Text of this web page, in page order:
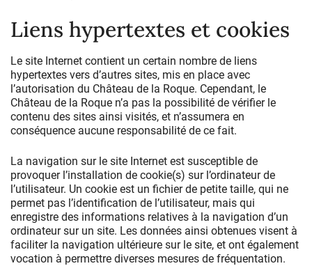
Liens hypertextes et cookies
Le site Internet contient un certain nombre de liens
hypertextes vers d’autres sites, mis en place avec
l’autorisation du Château de la Roque. Cependant, le
Château de la Roque n’a pas la possibilité de vérifier le
contenu des sites ainsi visités, et n’assumera en
conséquence aucune responsabilité de ce fait.
La navigation sur le site Internet est susceptible de
provoquer l’installation de cookie(s) sur l’ordinateur de
l’utilisateur. Un cookie est un fichier de petite taille, qui ne
permet pas l’identification de l’utilisateur, mais qui
enregistre des informations relatives à la navigation d’un
ordinateur sur un site. Les données ainsi obtenues visent à
faciliter la navigation ultérieure sur le site, et ont également
vocation à permettre diverses mesures de fréquentation.